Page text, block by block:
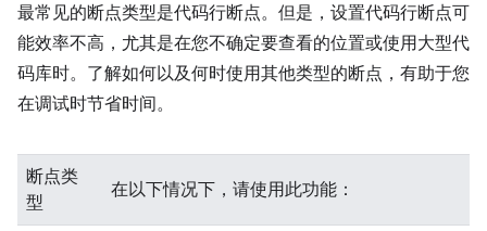
最常见的断点类型是代码行断点。但是，设置代码行断点可
能效率不高，尤其是在您不确定要查看的位置或使用大型代
码库时。了解如何以及何时使用其他类型的断点，有助于您
在调试时节省时间。
断点类
型
在以下情况下，请使用此功能：